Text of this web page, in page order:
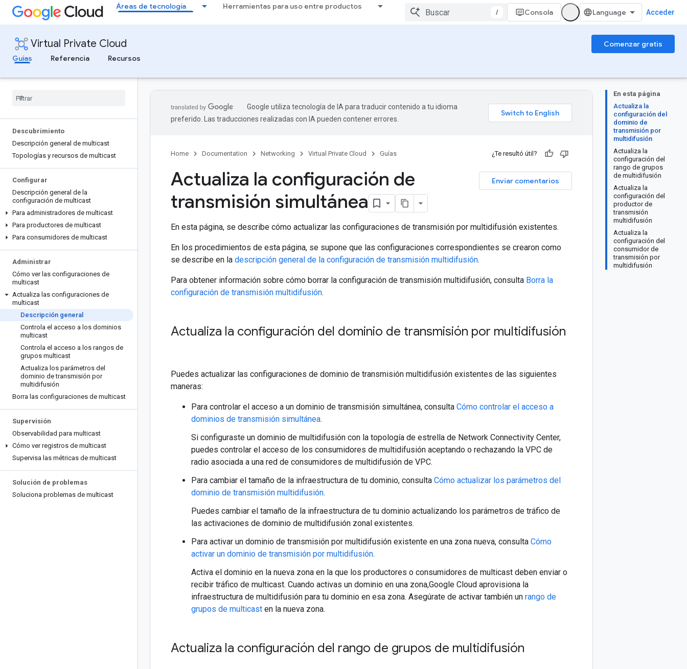
Áreas de tecnología Herramientas para uso entre productos
/ Consola Acceder
Virtual Private Cloud
Comenzar gratis
Guías
Referencia Recursos
Descubrimiento
Descripción general de multicast
Topologías y recursos de multicast
Configurar
Descripción general de la
configuración de multicast
Para administradores de multicast
Para productores de multicast
Para consumidores de multicast
Administrar
Cómo ver las configuraciones de
multicast
Actualiza las configuraciones de
multicast
Descripción general
Controla el acceso a los dominios
multicast
Controla el acceso a los rangos de
grupos multicast
Actualiza los parámetros del
dominio de transmisión por
multidifusión
Borra las configuraciones de multicast
Supervisión
Observabilidad para multicast
Cómo ver registros de multicast
Supervisa las métricas de multicast
Solución de problemas
Soluciona problemas de multicast
En esta página
Actualiza la
configuración del
dominio de
transmisión por
multidifusión
Actualiza la
configuración del
rango de grupos
de multidifusión
Actualiza la
configuración del
productor de
transmisión
multidifusión
Actualiza la
configuración del
consumidor de
transmisión por
multidifusión
Google utiliza tecnología de IA para traducir contenido a tu idioma
preferido. Las traducciones realizadas con IA pueden contener errores.
Home Documentation Networking Virtual Private Cloud Guías ¿Te resultó útil?
Enviar comentarios
Actualiza la configuración de
transmisión simultánea
En esta página, se describe cómo actualizar las configuraciones de transmisión por multidifusión existentes.
En los procedimientos de esta página, se supone que las configuraciones correspondientes se crearon como
se describe en la descripción general de la configuración de transmisión multidifusión.
Para obtener información sobre cómo borrar la configuración de transmisión multidifusión, consulta Borra la
configuración de transmisión multidifusión.
Actualiza la configuración del dominio de transmisión por multidifusión
Puedes actualizar las configuraciones de dominio de transmisión multidifusión existentes de las siguientes
maneras:
Para controlar el acceso a un dominio de transmisión simultánea, consulta Cómo controlar el acceso a
dominios de transmisión simultánea.
Si configuraste un dominio de multidifusión con la topología de estrella de Network Connectivity Center,
puedes controlar el acceso de los consumidores de multidifusión aceptando o rechazando la VPC de
radio asociada a una red de consumidores de multidifusión de VPC.
Para cambiar el tamaño de la infraestructura de tu dominio, consulta Cómo actualizar los parámetros del
dominio de transmisión multidifusión.
Puedes cambiar el tamaño de la infraestructura de tu dominio actualizando los parámetros de tráfico de
las activaciones de dominio de multidifusión zonal existentes.
Para activar un dominio de transmisión por multidifusión existente en una zona nueva, consulta Cómo
activar un dominio de transmisión por multidifusión.
Activa el dominio en la nueva zona en la que los productores o consumidores de multicast deben enviar o
recibir tráfico de multicast. Cuando activas un dominio en una zona,Google Cloud aprovisiona la
infraestructura de multidifusión para tu dominio en esa zona. Asegúrate de activar también un rango de
grupos de multicast en la nueva zona.
Actualiza la configuración del rango de grupos de multidifusión